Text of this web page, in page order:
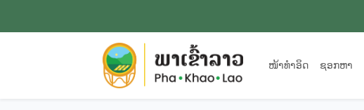
ໜ້າທຳອິດ ຊອກຫາ